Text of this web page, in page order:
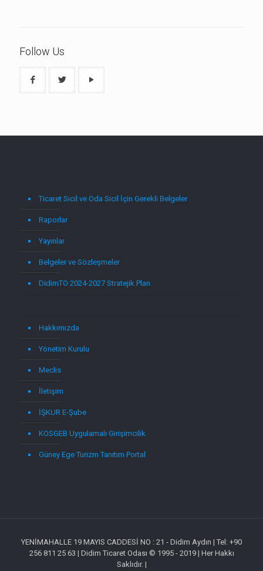
Follow Us
Ticaret Sicil ve Oda Sicil İçin Gerekli Belgeler
Raporlar
Yayınlar
Belgeler ve Sözleşmeler
DidimTO 2024-2027 Stratejik Plan
Hakkımızda
Yönetim Kurulu
Meclis
İletişim
İŞKUR E-Şube
KOSGEB Uygulamalı Girişimcilik
Güney Ege Turizm Tanıtım Portal
YENİMAHALLE 19 MAYIS CADDESİ NO : 21 - Didim Aydın | Tel: +90
256 811 25 63 | Didim Ticaret Odası © 1995 - 2019 | Her Hakkı
Saklıdır. |